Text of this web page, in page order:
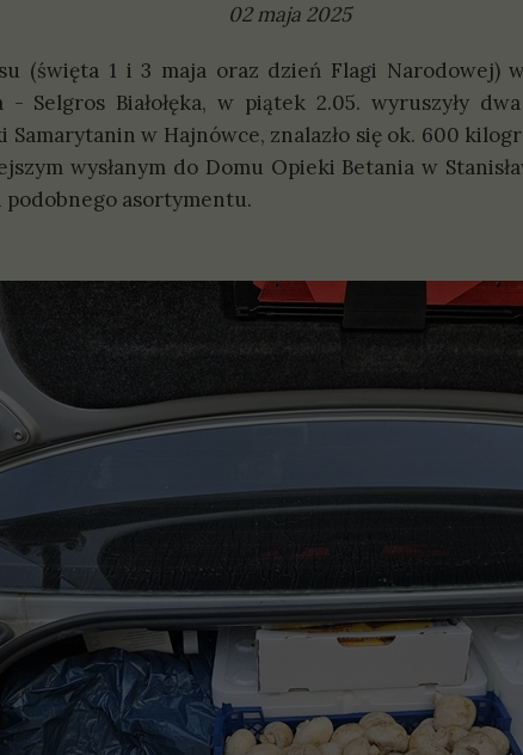
02 maja 2025
(święta 1 i 3 maja oraz dzień Flagi Narodowej)
- Selgros Białołęka, w piątek 2.05. wyruszyły
Samarytanin w Hajnówce, znalazło się ok. 600
wysłanym do Domu Opieki Betania w
asortymentu.